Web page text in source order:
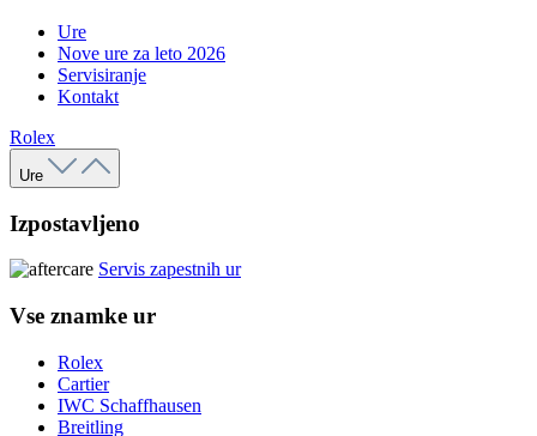
Ure
Nove ure za leto 2026
Servisiranje
Kontakt
Rolex
Ure
Izpostavljeno
Servis zapestnih ur
Vse znamke ur
Rolex
Cartier
IWC Schaffhausen
Breitling